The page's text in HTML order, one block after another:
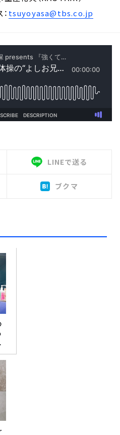
tsuyoyasa@tbs.co.jp
LINEで送る
ブクマ